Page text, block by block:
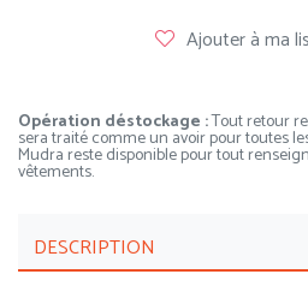
Ajouter à ma
Opération déstockage :Tout retour
sera traité comme un avoir pour toutes
Mudra reste disponible pour tout
vêtements.
DESCRIPTION